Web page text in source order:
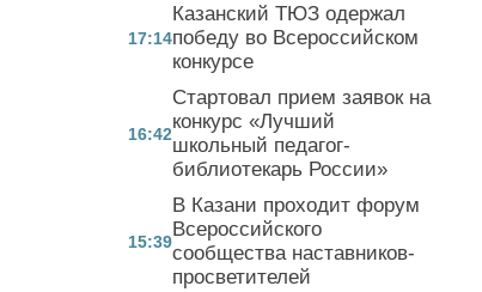
17:14
Казанский ТЮЗ одержал
победу во Всероссийском
конкурсе
16:42
Стартовал прием заявок на
конкурс «Лучший
школьный педагог-
библиотекарь России»
15:39
В Казани проходит форум
Всероссийского
сообщества наставников-
просветителей